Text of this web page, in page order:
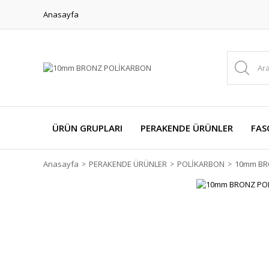
Anasayfa
ÜRÜN GRUPLARI PERAKENDE ÜRÜNLER
Anasayfa PERAKENDE ÜRÜNLER POLİKARBON 10mm